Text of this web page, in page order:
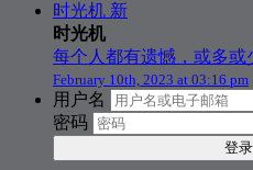
时光机 新
时光机
每个人都有遗憾，或多或
February 10th, 2023 at 03:16 pm
用户名
密码
登录